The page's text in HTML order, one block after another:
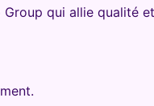
qui allie qualité